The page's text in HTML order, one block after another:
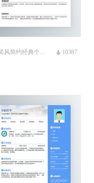
极简风简约经典个人简历模板 10387